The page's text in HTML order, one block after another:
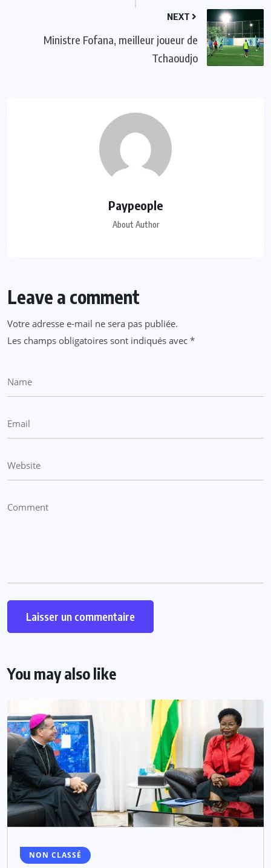
NEXT
Ministre Fofana, meilleur joueur de
Tchaoudjo
Paypeople
About Author
Leave a comment
Votre adresse e-mail ne sera pas publiée.
Les champs obligatoires sont indiqués avec *
You may also like
NON CLASSÉ